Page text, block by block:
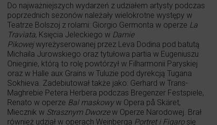
Do najważniejszych wydarzeń z udziałem artysty podczas
poprzednich sezonów należały wielokrotne występy w
Teatrze Bolszoj z rolami: Giorgio Germonta w operze La
Traviata, Księcia Jeleckiego w Damie
Pikowejwyreżyserowanej przez Leva Dodina pod batutą
Michaila Jurowskiego oraz tytułowa partia w Eugeniuszu
Onieginie, którą to rolę powtórzył w Filharmonii Paryskiej
oraz w Halle aux Grains w Tuluzie pod dyrekcją Tugana
Sokhieva. Zadebiutował także jako: Gerhard w Trans-
Maghrebie Petera Herbera podczas Bregenzer Festspiele,
Renato w operze Bal maskowyw Opera på Skäret,
Miecznik w Strasznym Dworzew Operze Narodowej. Brał
również udział w operach Weinberga Portret i Figarosię